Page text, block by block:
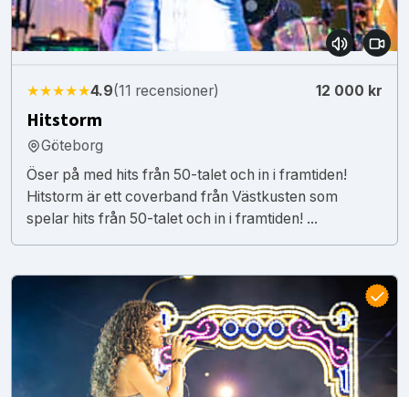
★★★★★4.9(11 recensioner) 12 000 kr
Hitstorm
Göteborg
Öser på med hits från 50-talet och in i framtiden!
Hitstorm är ett coverband från Västkusten som
spelar hits från 50-talet och in i framtiden! ...